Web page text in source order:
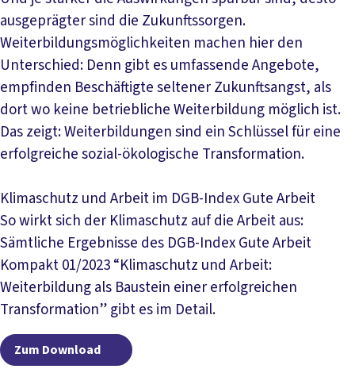
ausgeprägter sind die Zukunftssorgen.
Weiterbildungsmöglichkeiten machen hier den
Unterschied: Denn gibt es umfassende Angebote,
empfinden Beschäftigte seltener Zukunftsangst, als
dort wo keine betriebliche Weiterbildung möglich ist.
Das zeigt: Weiterbildungen sind ein Schlüssel für eine
erfolgreiche sozial-ökologische Transformation.
Klimaschutz und Arbeit im DGB-Index Gute Arbeit
So wirkt sich der Klimaschutz auf die Arbeit aus:
Sämtliche Ergebnisse des DGB-Index Gute Arbeit
Kompakt 01/2023 “Klimaschutz und Arbeit:
Weiterbildung als Baustein einer erfolgreichen
Transformation” gibt es im Detail.
Zum Download Zum Download